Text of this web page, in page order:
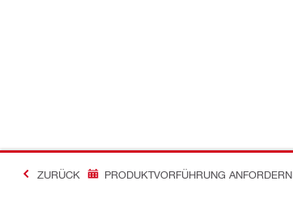
ZURÜCK PRODUKTVORFÜHRUNG ANFORDERN